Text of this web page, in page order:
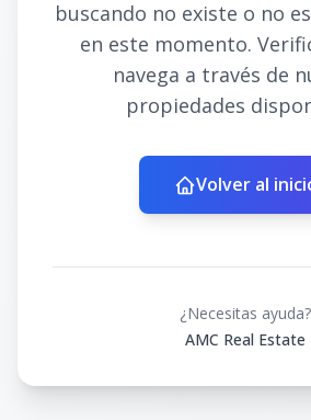
buscando no existe o no
en este momento.
navega a través de
propiedades
Volver al
¿Necesitas ayuda?
AMC Real Estate